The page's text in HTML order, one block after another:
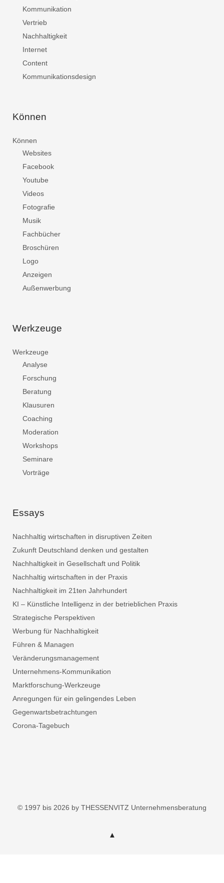
Kommunikation
Vertrieb
Nachhaltigkeit
Internet
Content
Kommunikationsdesign
Können
Können
Websites
Facebook
Youtube
Videos
Fotografie
Musik
Fachbücher
Broschüren
Logo
Anzeigen
Außenwerbung
Werkzeuge
Werkzeuge
Analyse
Forschung
Beratung
Klausuren
Coaching
Moderation
Workshops
Seminare
Vorträge
Essays
Nachhaltig wirtschaften in disruptiven Zeiten
Zukunft Deutschland denken und gestalten
Nachhaltigkeit in Gesellschaft und Politik
Nachhaltig wirtschaften in der Praxis
Nachhaltigkeit im 21ten Jahrhundert
KI – Künstliche Intelligenz in der betrieblichen Praxis
Strategische Perspektiven
Werbung für Nachhaltigkeit
Führen & Managen
Veränderungsmanagement
Unternehmens-Kommunikation
Marktforschung-Werkzeuge
Anregungen für ein gelingendes Leben
Gegenwartsbetrachtungen
Corona-Tagebuch
© 1997 bis 2026 by THESSENVITZ Unternehmensberatung